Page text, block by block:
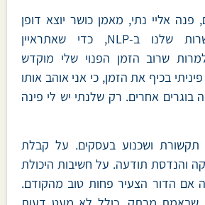
פנה אליי נתי, מאמן כושר יוצא דופן
ובוגר מספר הכשרות שלנו ב-NLP, כדי שאתראיין
שרוב הזמן הפנוי שלי מוקדש
בכיף את הזמן, כי אני אוהב אותו
בוגרים אחרים. רק שלנתי יש לי פינה
ושכנוע בעסקים. על קבלת
והנדסת תודעה. על חשיבות היכולת
אם הדור הצעיר פחות טוב מהקודם.